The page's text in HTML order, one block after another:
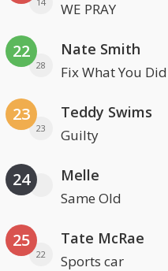
WE PRAY
22
28
Nate Smith
Fix What You
23
23
Teddy Swims
Guilty
24 Melle
Same Old
25
22
Tate McRae
Sports car